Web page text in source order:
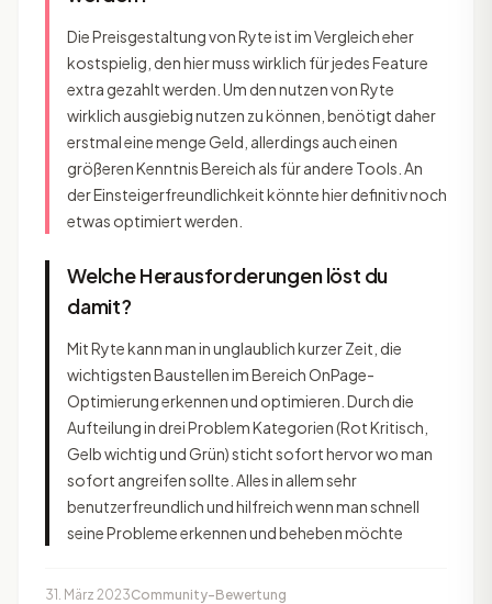
Die Preisgestaltung von Ryte ist im Vergleich eher
kostspielig, den hier muss wirklich für jedes Feature
extra gezahlt werden. Um den nutzen von Ryte
wirklich ausgiebig nutzen zu können, benötigt daher
erstmal eine menge Geld, allerdings auch einen
größeren Kenntnis Bereich als für andere Tools. An
der Einsteigerfreundlichkeit könnte hier definitiv noch
etwas optimiert werden.
Welche Herausforderungen löst du
damit?
Mit Ryte kann man in unglaublich kurzer Zeit, die
wichtigsten Baustellen im Bereich OnPage-
Optimierung erkennen und optimieren. Durch die
Aufteilung in drei Problem Kategorien (Rot Kritisch,
Gelb wichtig und Grün) sticht sofort hervor wo man
sofort angreifen sollte. Alles in allem sehr
benutzerfreundlich und hilfreich wenn man schnell
seine Probleme erkennen und beheben möchte
31. März 2023Community-Bewertung